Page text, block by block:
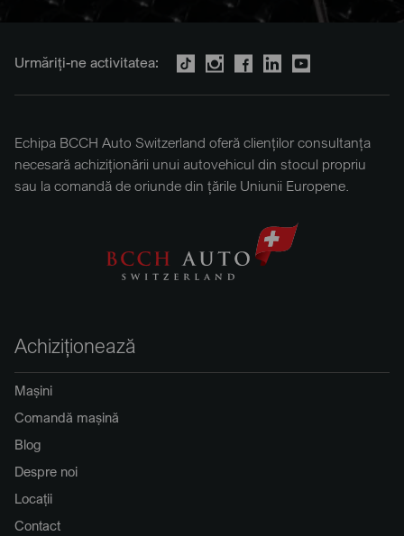
Urmăriți-ne activitatea:
Echipa BCCH Auto Switzerland oferă clienților consultanța
necesară achiziționării unui autovehicul din stocul propriu
sau la comandă de oriunde din țările Uniunii Europene.
Achiziționează
Mașini
Comandă mașină
Blog
Despre noi
Locații
Contact